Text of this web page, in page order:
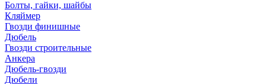
Болты, гайки, шайбы
Кляймер
Гвозди финишные
Дюбель
Гвозди строительные
Анкера
Дюбель-гвозди
Дюбели